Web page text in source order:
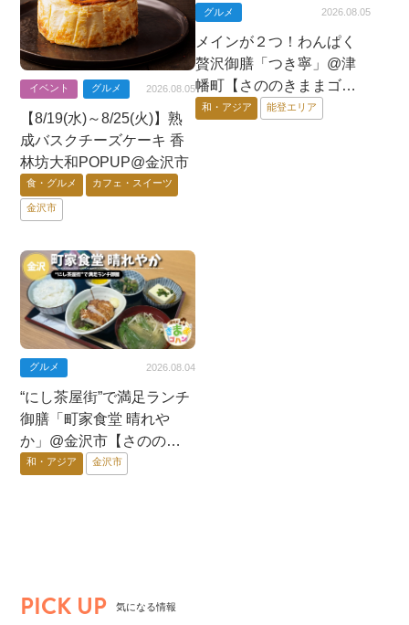
イベント グルメ 2026.08.05
【8/19(水)～8/25(火)】熟
成バスクチーズケーキ 香
林坊大和POPUP@金沢市
食・グルメ カフェ・スイーツ
金沢市
グルメ 2026.08.05
メインが２つ！わんぱく
贅沢御膳「つき寧」@津
幡町【さののきままゴハ
ン】
和・アジア 能登エリア
グルメ 2026.08.04
“にし茶屋街”で満足ランチ
御膳「町家食堂 晴れや
か」@金沢市【さののき
ままゴハン】
和・アジア 金沢市
PICK UP 気になる情報